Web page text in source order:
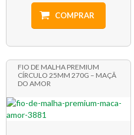
COMPRAR
FIO DE MALHA PREMIUM
CÍRCULO 25MM 270G – MAÇÃ
DO AMOR